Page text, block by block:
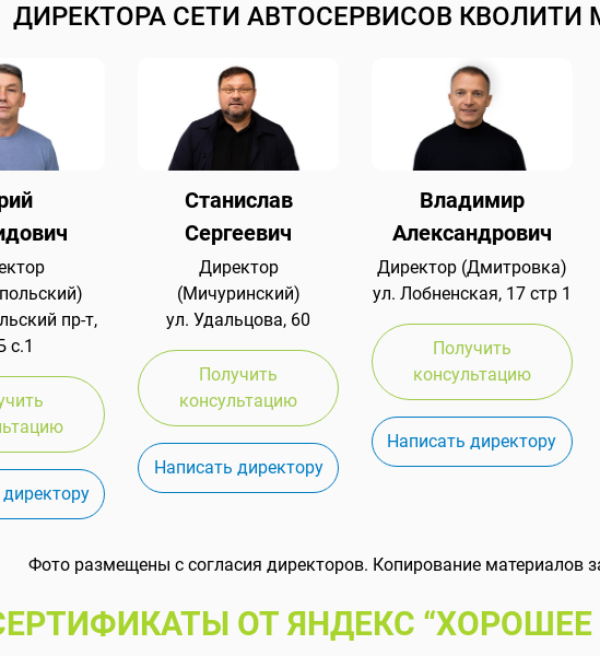
ДИРЕКТОРА СЕТИ АВТОСЕРВИСОВ КВОЛИТИ
пр-т,
с.1
Станислав
Сергеевич
Директор
(Мичуринский)
ул. Удальцова, 60
Получить
консультацию
Написать директору
Владимир
Александрович
Директор (Дмитровка)
ул. Лобненская, 17 стр 1
Получить
консультацию
Написать директору
Фото размещены с согласия директоров. Копирование материалов
ОТ ЯНДЕКС “ХОРОШЕЕ